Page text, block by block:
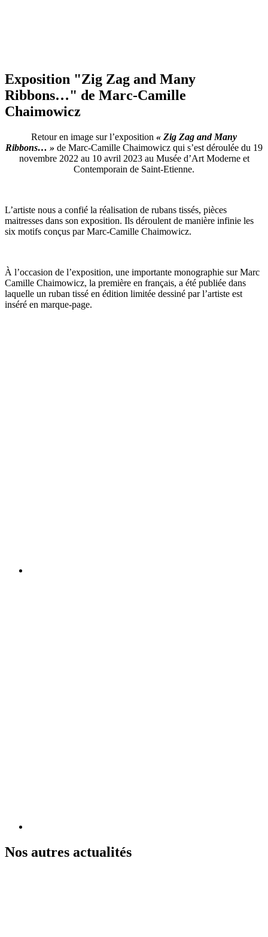
Exposition "Zig Zag and Many
Ribbons…" de Marc-Camille
Chaimowicz
Retour en image sur l’exposition « Zig Zag and Many
Ribbons… » de Marc-Camille Chaimowicz qui s’est déroulée du 19
novembre 2022 au 10 avril 2023 au Musée d’Art Moderne et
Contemporain de Saint-Etienne.
L’artiste nous a confié la réalisation de rubans tissés, pièces
maitresses dans son exposition. Ils déroulent de manière infinie les
six motifs conçus par Marc-Camille Chaimowicz.
À l’occasion de l’exposition, une importante monographie sur Marc
Camille Chaimowicz, la première en français, a été publiée dans
laquelle un ruban tissé en édition limitée dessiné par l’artiste est
inséré en marque-page.
Nos autres actualités